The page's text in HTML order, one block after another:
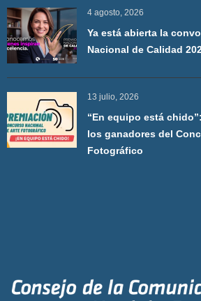
4 agosto, 2026
Ya está abierta la
Nacional de Calidad
13 julio, 2026
“En equipo está
los ganadores del
Fotográfico